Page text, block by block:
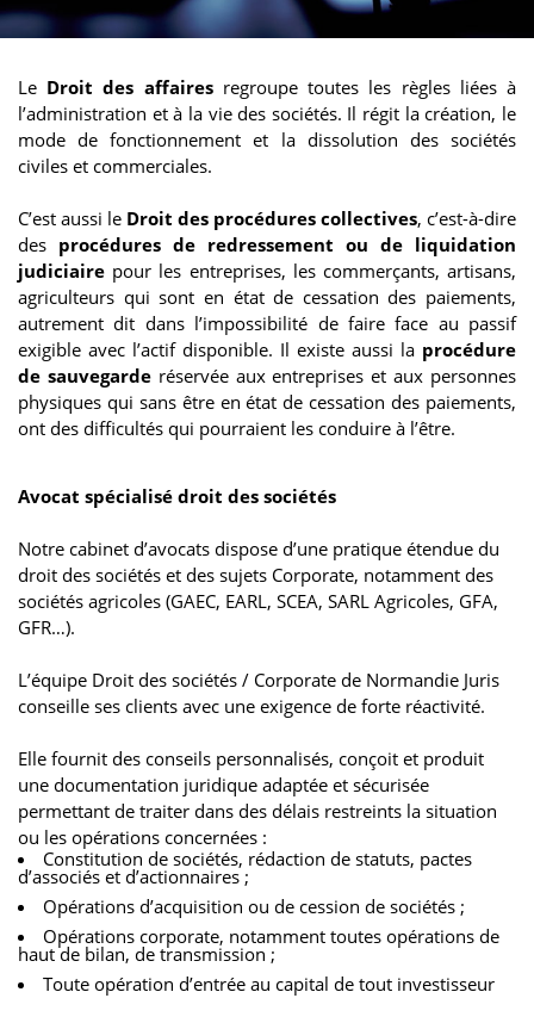
Le Droit des affairesregroupe toutes les règles liées à
l’administration et à la vie des sociétés. Il régit la création, le
mode de fonctionnement et la dissolution des sociétés
civiles et commerciales.
C’est aussi le Droit des procédures collectives, c’est-à-dire
des procédures de redressement ou de liquidation
judiciaire pour les entreprises, les commerçants, artisans,
agriculteurs qui sont en état de cessation des paiements,
autrement dit dans l’impossibilité de faire face au passif
exigible avec l’actif disponible. Il existe aussi la procédure
de sauvegarderéservée aux entreprises et aux personnes
physiques qui sans être en état de cessation des paiements,
ont des difficultés qui pourraient les conduire à l’être.
Avocat spécialisé droit des sociétés
Notre cabinet d’avocats dispose d’une pratique étendue du
droit des sociétés et des sujets Corporate, notamment des
sociétés agricoles (GAEC, EARL, SCEA, SARL Agricoles, GFA,
GFR…).
L’équipe Droit des sociétés / Corporate de Normandie Juris
conseille ses clients avec une exigence de forte réactivité.
Elle fournit des conseils personnalisés, conçoit et produit
une documentation juridique adaptée et sécurisée
permettant de traiter dans des délais restreints la situation
ou les opérations concernées :
Constitution de sociétés, rédaction de statuts, pactes
d’associés et d’actionnaires ;
Opérations d’acquisition ou de cession de sociétés ;
Opérations corporate, notamment toutes opérations de
haut de bilan, de transmission ;
Toute opération d’entrée au capital de tout investisseur